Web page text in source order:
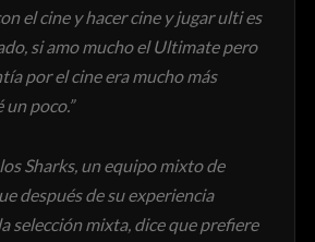
el cine y hacer cine y jugar ulti es
si amo mucho el Ultimate pero
por el cine era mucho más
un poco.”
Sharks, un equipo mixto de
después de su experiencia
selección mixta, dice que prefiere